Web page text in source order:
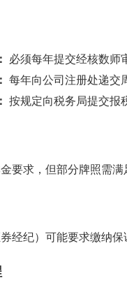
必须每年提交经核数师
每年向公司注册处递交
按规定向税务局提交报
要求，但部分牌照需
经纪）可能要求缴纳